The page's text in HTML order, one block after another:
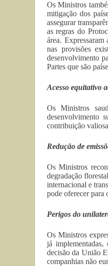
Os Ministros
mitigação dos
assegurar
as regras do
área.
nas provisões
desenvolvimento
Partes que são
Acesso equitativo
Os Ministros
desenvolvimento
contribuição
Redução de
Os Ministros
degradação
internacional e
pode oferecer para
Perigos do
Os Ministros
já implementadas,
decisão da União
companhias não